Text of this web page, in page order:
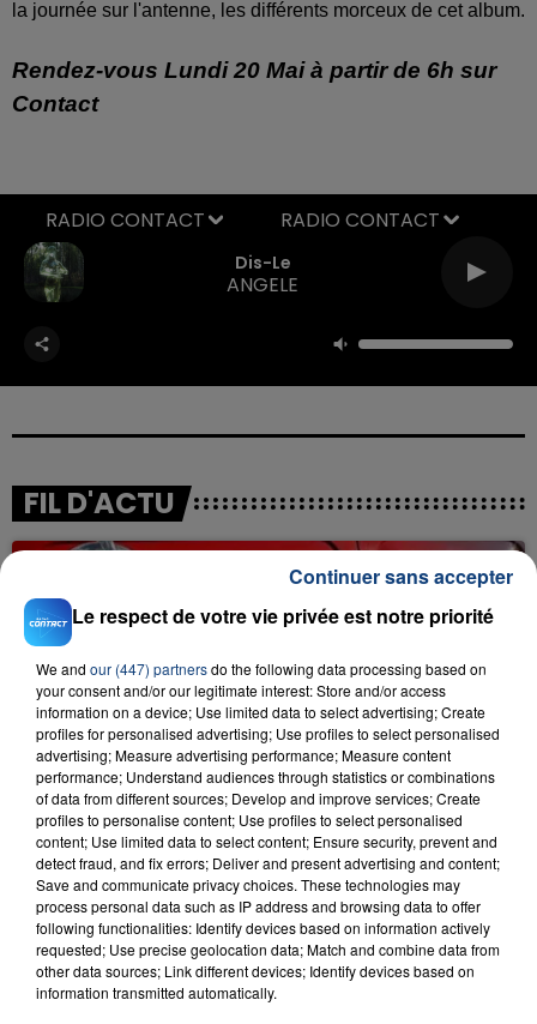
la journée sur l'antenne, les différents morceux de cet album.
Rendez-vous Lundi 20 Mai à partir de 6h sur
Contact
Dis-Le
ANGELE
RADIO CONTACT
FIL D'ACTU
23 juillet 2026
INCENDIE MORTEL À LENS : UNE FEMME ET
SON BÉBÉ ENTRE LA VIE ET LA...
Un homme s'est immolé par le feu après avoir
aspergé sa compagne et leur bébé de trois mois
d'un liquide inflammable.
Le respect de votre vie privée est notre priorité
We and our (447) partnersdo the following data processing based on
your consent and/or our legitimate interest: Store and/or access
information on a device; Use limited data to select advertising; Create
profiles for personalised advertising; Use profiles to select personalised
advertising; Measure advertising performance; Measure content
performance; Understand audiences through statistics or combinations
of data from different sources; Develop and improve services; Create
profiles to personalise content; Use profiles to select personalised
content; Use limited data to select content; Ensure security, prevent and
detect fraud, and fix errors; Deliver and present advertising and content;
Save and communicate privacy choices. These technologies may
process personal data such as IP address and browsing data to offer
following functionalities: Identify devices based on information actively
requested; Use precise geolocation data; Match and combine data from
other data sources; Link different devices; Identify devices based on
information transmitted automatically.
Continuer sans accepter